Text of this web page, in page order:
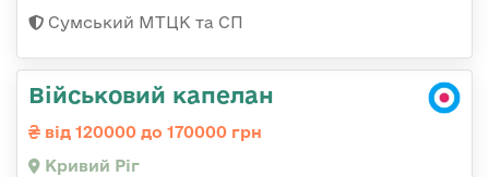
Сумський МТЦК та СП
Військовий капелан
від 120000 до 170000 грн
Кривий Ріг